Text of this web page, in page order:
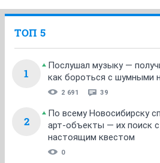
ТОП 5
1
Послушал музыку —
как бороться с шумными
2 691 39
2
По всему Новосибирску
арт-объекты — их поиск
настоящим квестом
0